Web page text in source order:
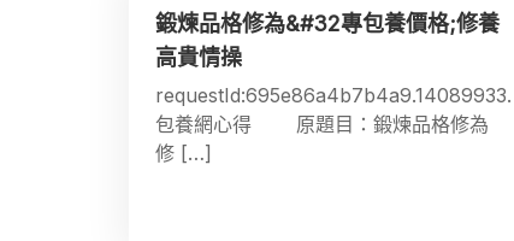
鍛煉品格修為&#32專包養價格;修養
高貴情操
requestId:695e86a4b7b4a9.14089933.
包養網心得 原題目：鍛煉品格修為
修 […]